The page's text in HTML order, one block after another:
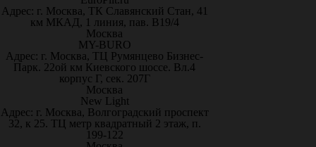
Адрес: г. Москва, ТК Славянский Стан, 41
км МКАД, 1 линия, пав. В19/4
Москва
MY-BURO
Адрес: г. Москва, ТЦ Румянцево Бизнес-
Парк. 22ой км Киевского шоссе. Вл.4
корпус Г, сек. 207Г
Москва
New Light
Адрес: г. Москва, Волгоградский проспект
32, к 25. ТЦ метр квадратный 2 этаж, п.
199-122